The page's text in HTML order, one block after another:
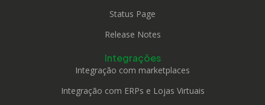
Status Page
Release Notes
Integrações
Integração com marketplaces
Integração com ERPs e Lojas Virtuais